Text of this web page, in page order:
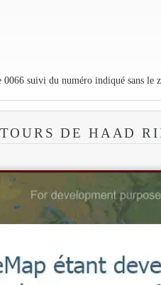
suivi du numéro indiqué sans le
DE HAAD